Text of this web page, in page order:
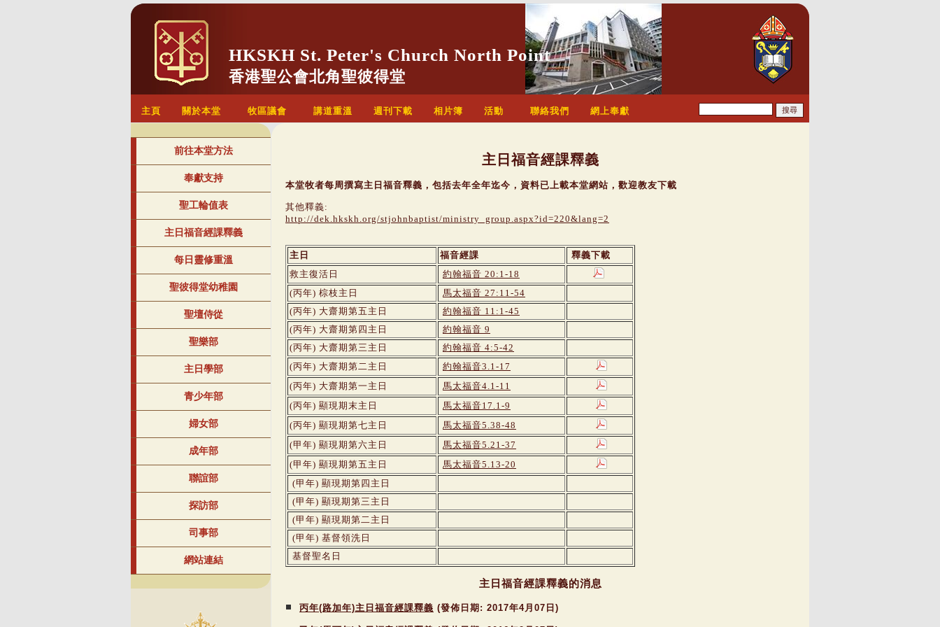
HKSKH St. Peter's Church North Point
香港聖公會北角聖彼得堂
主頁 關於本堂 牧區議會 講道重溫 週刊下載 相片簿 活動 聯絡我們 網上奉獻
前往本堂方法
奉獻支持
聖工輪值表
主日福音經課釋義
每日靈修重溫
聖彼得堂幼稚園
聖壇侍從
聖樂部
主日學部
青少年部
婦女部
成年部
聯誼部
探訪部
司事部
網站連結
主日福音經課釋義
本堂牧者每周撰寫主日福音釋義，包括去年全年迄今，資料已上載本堂網站，歡迎教友下載
其他釋義:
http://dek.hkskh.org/stjohnbaptist/ministry_group.aspx?id=220&lang=2
主日 福音經課
釋義下載
救主復活日
約翰福音 20:1-18
(丙年) 棕枝主日
馬太福音 27:11-54
(丙年) 大齋期第五主日
約翰福音 11:1-45
(丙年) 大齋期第四主日
約翰福音 9
(丙年) 大齋期第三主日
約翰福音 4:5-42
(丙年) 大齋期第二主日
約翰福音3.1-17
(丙年) 大齋期第一主日
馬太福音4.1-11
(丙年) 顯現期末主日
馬太福音17.1-9
(丙年) 顯現期第七主日
馬太福音5.38-48
(甲年) 顯現期第六主日
馬太福音5.21-37
(甲年) 顯現期第五主日
馬太福音5.13-20
(甲年) 顯現期第四主日
(甲年) 顯現期第三主日
(甲年) 顯現期第二主日
(甲年) 基督領洗日
基督聖名日
主日福音經課釋義的消息
丙年(路加年)主日福音經課釋義 (發佈日期: 2017年4月07日 )